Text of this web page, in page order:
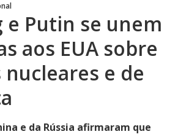
e Putin se unem
aos EUA sobre
e de
e da Rússia afirmaram que